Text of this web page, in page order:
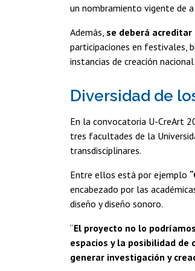
un nombramiento vigente de
Además, se deberá
participaciones en festivales,
instancias de creación
Diversidad de
En la convocatoria U-CreArt
tres facultades de la
transdisciplinares.
Entre ellos está por ejemplo
encabezado por las
diseño y diseño sonoro.
“El proyecto no lo
espacios y la posibilidad de
generar investigación y